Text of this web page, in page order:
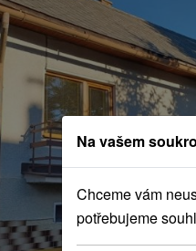
Na vašem
Chceme vám
potřebujeme